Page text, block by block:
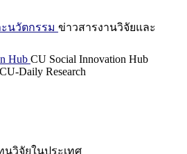
นวัตกรรม ข่าวสารงานวิจัยและ
Hub CU Social Innovation Hub
CU-Daily Research
นวิจัยในประเทศ